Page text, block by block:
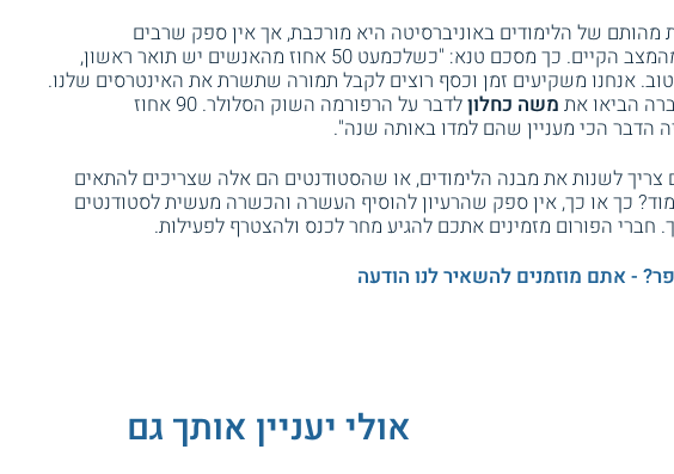
של הלימודים באוניברסיטה היא מורכבת, אך אין ספק שרבים
מהסטודנטים לא מרוצים מהמצב הקיים. כך מסכם טנא: "כשלכמעט 50 אחוז מהאנשים יש תואר ראשון,
אנחנו משקיעים זמן וכסף רוצים לקבל תמורה שתשרת את האינטרסים שלנו.
הביאו את משה כחלון
לדבר על הרפורמה השוק הסלולר. 90 אחוז
הדבר הכי מעניין שהם למדו באותה שנה".
לשנות את מבנה הלימודים, או שהסטודנטים הם אלה שצריכים להתאים
כך או כך, אין ספק שהרעיון להוסיף העשרה והכשרה מעשית לסטודנטים
חברי הפורום מזמינים אתכם להגיע מחר לכנס ולהצטרף לפעילות.
- אתם מוזמנים להשאיר לנו הודעה
אולי יעניין אותך גם